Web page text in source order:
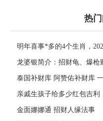
热
明年喜事*多的4个生肖，
龙婆银简介：招财龟、爆枪
泰国补财库 阿赞佑补财库
亲戚生孩子给多少红包吉
金面娜娜通 招财人缘法事